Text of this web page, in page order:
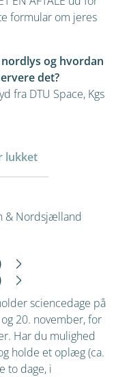
formular om jeres
og hvordan
det?
fra DTU Space, Kgs
lukket
& Nordsjælland
sciencedage på
20. november, for
Har du mulighed
holde et oplæg (ca.
to dage, i